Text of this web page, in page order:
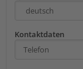
Kontaktdaten